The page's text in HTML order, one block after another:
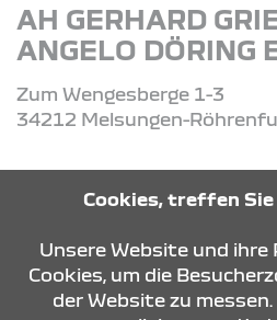
AH GERHARD
ANGELO DÖRING
Zum Wengesberge 1-3
34212 Melsungen-
ROUTE
Cookies, treffen
Unsere Website und
Cookies, um die
der Website zu